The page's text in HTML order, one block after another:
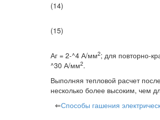
(14)
(15)
Аг = 2-^4 А/мм2; для повторно-
^30 А/мм2.
Выполняя тепловой расчет
несколько более высоким, чем
⇐Способы гашения